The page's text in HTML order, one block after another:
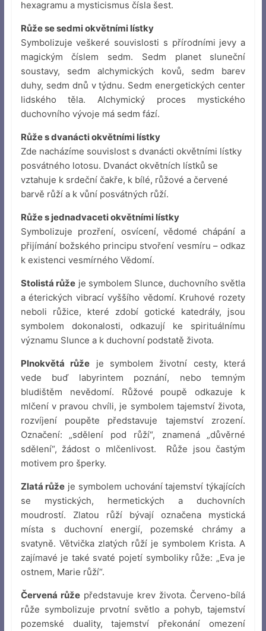
hexagramu a mysticismus čísla šest.
Růže se sedmi okvětními lístky
Symbolizuje veškeré souvislosti s přírodními jevy a
magickým číslem sedm. Sedm planet sluneční
soustavy, sedm alchymických kovů, sedm barev
duhy, sedm dnů v týdnu. Sedm energetických center
lidského těla. Alchymický proces mystického
duchovního vývoje má sedm fází.
Růže s dvanácti okvětními lístky
Zde nacházíme souvislost s dvanácti okvětními lístky
posvátného lotosu. Dvanáct okvětních lístků se
vztahuje k srdeční čakře, k bílé, růžové a červené
barvě růží a k vůní posvátných růží.
Růže s jednadvaceti okvětními lístky
Symbolizuje prozření, osvícení, vědomé chápání a
přijímání božského principu stvoření vesmíru – odkaz
k existenci vesmírného Vědomí.
Stolistá růže je symbolem Slunce, duchovního světla
a éterických vibrací vyššího vědomí. Kruhové rozety
neboli růžice, které zdobí gotické katedrály, jsou
symbolem dokonalosti, odkazují ke spirituálnímu
významu Slunce a k duchovní podstatě života.
Plnokvětá růže je symbolem životní cesty, která
vede buď labyrintem poznání, nebo temným
bludištěm nevědomí. Růžové poupě odkazuje k
mlčení v pravou chvíli, je symbolem tajemství života,
rozvíjení poupěte představuje tajemství zrození.
Označení: „sdělení pod růží“, znamená „důvěrné
sdělení“, žádost o mlčenlivost. Růže jsou častým
motivem pro šperky.
Zlatá růže je symbolem uchování tajemství týkajících
se mystických, hermetických a duchovních
moudrostí. Zlatou růží bývají označena mystická
místa s duchovní energií, pozemské chrámy a
svatyně. Větvička zlatých růží je symbolem Krista. A
zajímavé je také svaté pojetí symboliky růže: „Eva je
ostnem, Marie růží“.
Červená růžepředstavuje krev života. Červeno-bílá
růže symbolizuje prvotní světlo a pohyb, tajemství
pozemské duality, tajemství překonání omezení